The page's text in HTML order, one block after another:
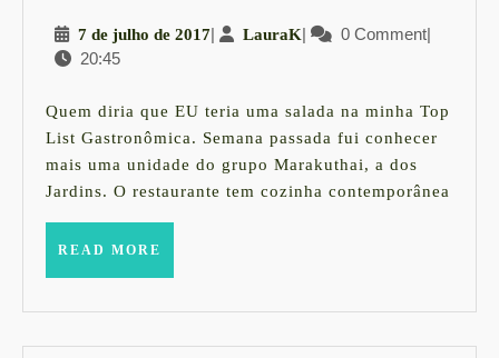
•
SALADA
NA
MINHA
7 de julho de 20177
de
2017
| LauraKLauraK
| 0 Comment|
20:45
Quem diria que EU teria uma salada na minha Top
List Gastronômica. Semana passada fui conhecer
mais uma unidade do grupo Marakuthai, a dos
Jardins. O restaurante tem cozinha contemporânea
READ MORE